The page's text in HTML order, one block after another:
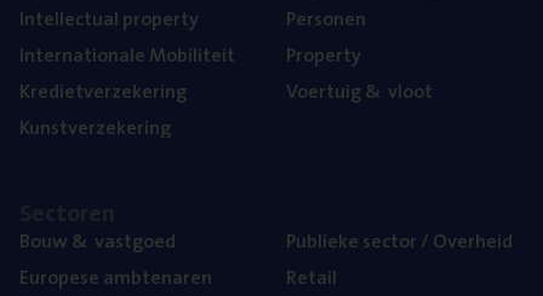
Intel­lec­tu­al property
Inter­na­ti­o­na­le Mobiliteit
Kre­diet­ver­ze­ke­ring
Kunst­ver­ze­ke­ring
Per­so­nen
Pro­per­ty
Voer­tuig& vloot
Bouw& vastgoed
Euro­pe­se ambtenaren
Publie­ke sec­tor / Overheid
Retail